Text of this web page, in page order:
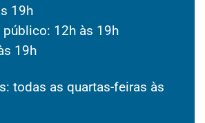
19h
12h às 19h
19h
todas as quartas-feiras às